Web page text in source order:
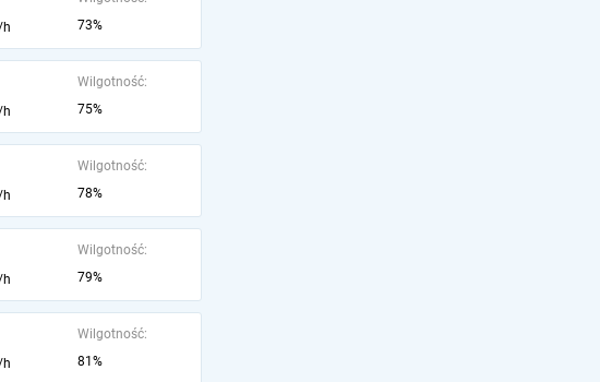
73%
Wilgotność:
75%
Wilgotność:
78%
Wilgotność:
79%
Wilgotność:
81%